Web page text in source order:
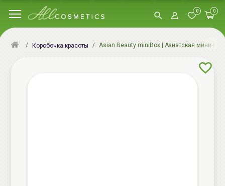
0 0
Коробочка красоты Asian Beauty miniBox | Азиатская мини-